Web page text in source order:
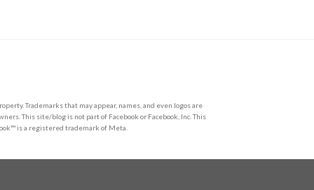
Trademarks that may appear, names, and even logos are
This site/blog is not part of Facebook or Facebook, Inc. This
is a registered trademark of Meta.